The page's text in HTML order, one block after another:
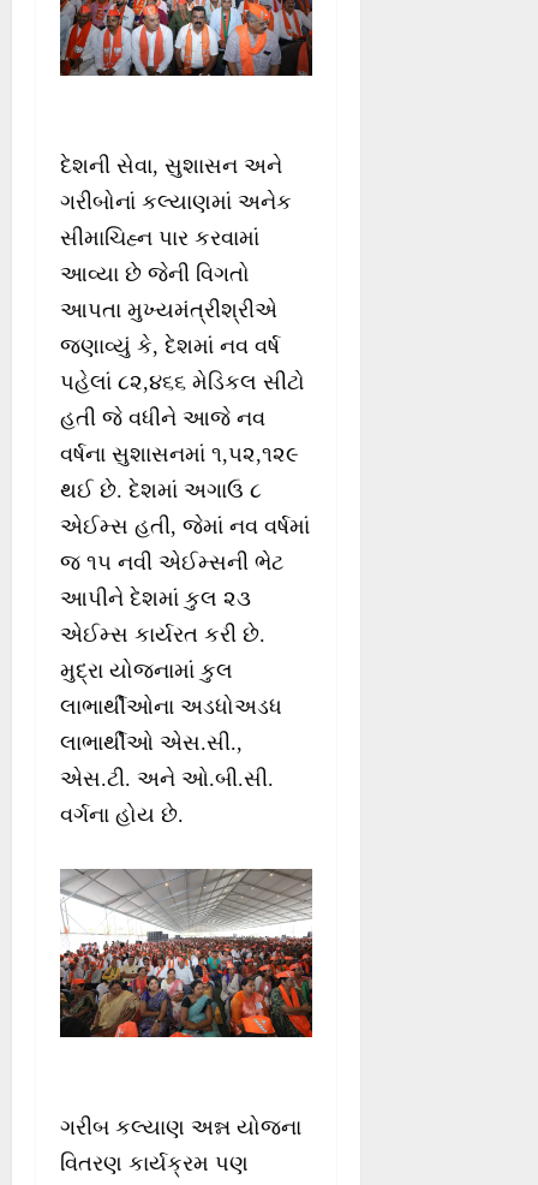
દેશની સેવા, સુશાસન અને
ગરીબોનાં કલ્યાણમાં અનેક
સીમાચિહ્ન પાર કરવામાં
આવ્યા છે જેની વિગતો
આપતા મુખ્યમંત્રીશ્રીએ
જણાવ્યું કે, દેશમાં નવ વર્ષ
પહેલાં ૮૨,૪૬૬ મેડિકલ સીટો
હતી જે વધીને આજે નવ
વર્ષના સુશાસનમાં ૧,૫૨,૧૨૯
થઈ છે. દેશમાં અગાઉ ૮
એઈમ્સ હતી, જેમાં નવ વર્ષમાં
જ ૧૫ નવી એઈમ્સની ભેટ
આપીને દેશમાં કુલ ૨૩
એઈમ્સ કાર્યરત કરી છે.
મુદ્રા યોજનામાં કુલ
લાભાર્થીઓના અડધોઅડધ
લાભાર્થીઓ એસ.સી.,
એસ.ટી. અને ઓ.બી.સી.
વર્ગના હોય છે.
ગરીબ કલ્યાણ અન્ન યોજના
વિતરણ કાર્યક્રમ પણ